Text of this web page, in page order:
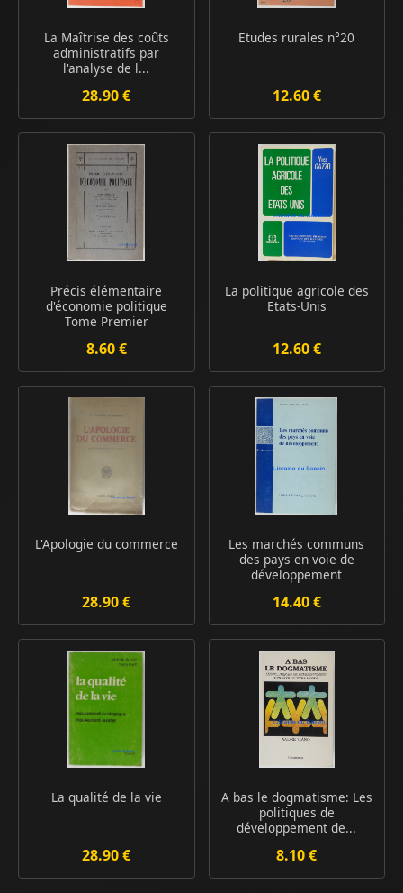
La Maîtrise des coûts
administratifs par
l'analyse de l...
28.90 €
Etudes rurales n°20
12.60 €
Précis élémentaire
d'économie politique
Tome Premier
8.60 €
La politique agricole des
Etats-Unis
12.60 €
L'Apologie du commerce
28.90 €
Les marchés communs
des pays en voie de
développement
14.40 €
La qualité de la vie
28.90 €
A bas le dogmatisme: Les
politiques de
développement de...
8.10 €